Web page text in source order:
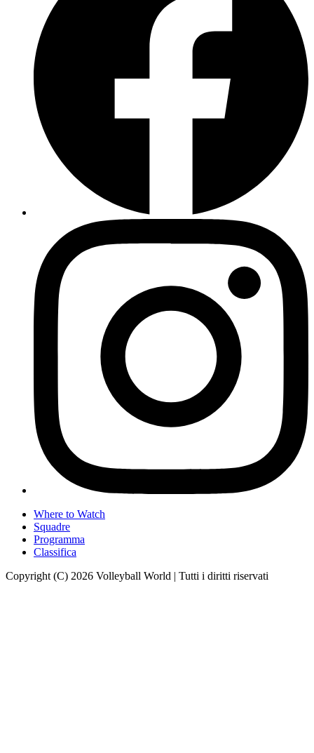
Where to Watch
Squadre
Programma
Classifica
Copyright (C) 2026 Volleyball World | Tutti i diritti riservati